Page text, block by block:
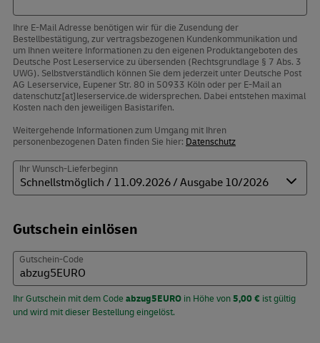
Ihre E-Mail Adresse benötigen wir für die Zusendung der
Bestellbestätigung, zur vertragsbezogenen Kundenkommunikation und
um Ihnen weitere Informationen zu den eigenen Produktangeboten des
Deutsche Post Leserservice zu übersenden (Rechtsgrundlage § 7 Abs. 3
UWG). Selbstverständlich können Sie dem jederzeit unter Deutsche Post
AG Leserservice, Eupener Str. 80 in 50933 Köln oder per E-Mail an
datenschutz[at]leserservice.de widersprechen. Dabei entstehen maximal
Kosten nach den jeweiligen Basistarifen.
Weitergehende Informationen zum Umgang mit Ihren
personenbezogenen Daten finden Sie hier: Datenschutz
Ihr Wunsch-Lieferbeginn
Gutschein einlösen
Gutschein-Code
Ihr Gutschein mit dem Code abzug5EURO in Höhe von5,00 € ist gültig
und wird mit dieser Bestellung eingelöst.